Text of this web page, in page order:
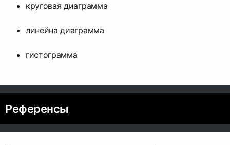
круговая диаграмма
линейна диаграмма
гистограмма
Референсы